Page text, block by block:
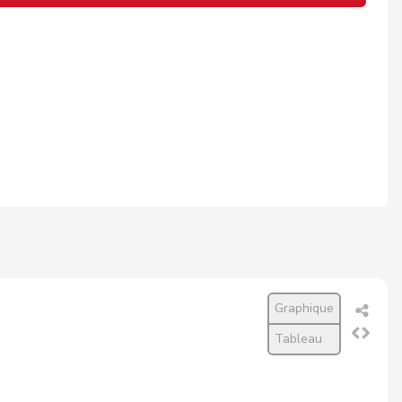
Graphique
Tableau